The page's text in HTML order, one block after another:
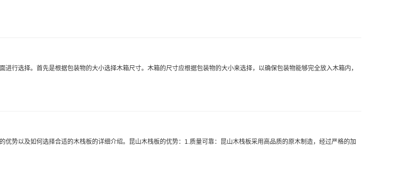
行选择。首先是根据包装物的大小选择木箱尺寸。木箱的尺寸应根据包装物的大小来选择，以确保包装物能够完全放入木箱内，
势以及如何选择合适的木栈板的详细介绍。昆山木栈板的优势：1.质量可靠：昆山木栈板采用高品质的原木制造，经过严格的加